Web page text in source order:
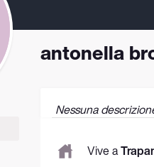
antonella
Nessuna
Vive a